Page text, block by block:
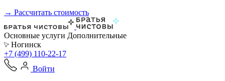
→ Рассчитать стоимость
Основные услуги Дополнительные
Ногинск
+7 (499) 110-22-17
Войти